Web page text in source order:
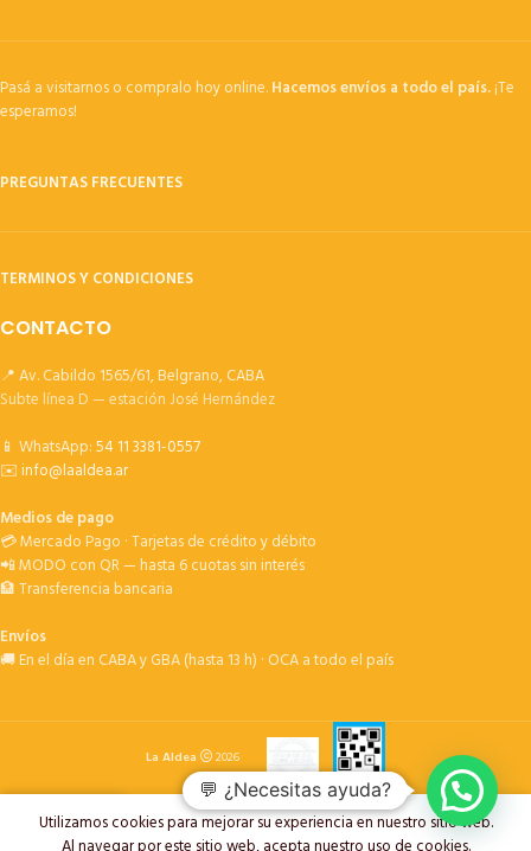
Pasá a visitarnos o compralo hoy online.Hacemos envíos a todo el país.¡Te
esperamos!
PREGUNTAS FRECUENTES
TERMINOS Y CONDICIONES
CONTACTO
📍 Av. Cabildo 1565/61, Belgrano, CABA
Subte línea D — estación José Hernández
📱 WhatsApp:54 11 3381-0557
✉️info@laaldea.ar
Medios de pago
💳 Mercado Pago · Tarjetas de crédito y débito
📲 MODO con QR — hasta 6 cuotas sin interés
🏦 Transferencia bancaria
Envíos
🚚 En el día en CABA y GBA (hasta 13 h) · OCA a todo el país
La Aldea 2026
DeseosCarrito
My account
Utilizamos cookies para mejorar su experiencia en nuestro sitio web.
💬 ¿Necesitas ayuda?